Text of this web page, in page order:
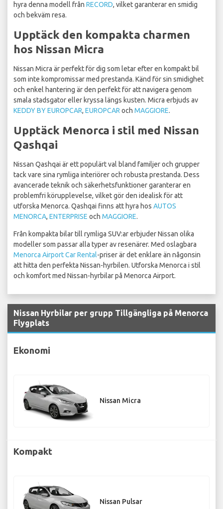
hyra denna modell från RECORD, vilket garanterar en smidig
och bekväm resa.
Upptäck den kompakta charmen
hos Nissan Micra
Nissan Micra är perfekt för dig som letar efter en kompakt bil
som inte kompromissar med prestanda. Känd för sin smidighet
och enkel hantering är den perfekt för att navigera genom
smala stadsgator eller kryssa längs kusten. Micra erbjuds av
KEDDY BY EUROPCAR, EUROPCAR och MAGGIORE.
Upptäck Menorca i stil med Nissan
Qashqai
Nissan Qashqai är ett populärt val bland familjer och grupper
tack vare sina rymliga interiörer och robusta prestanda. Dess
avancerade teknik och säkerhetsfunktioner garanterar en
problemfri körupplevelse, vilket gör den idealisk för att
utforska Menorca. Qashqai finns att hyra hos AUTOS
MENORCA, ENTERPRISE och MAGGIORE.
Från kompakta bilar till rymliga SUV:ar erbjuder Nissan olika
modeller som passar alla typer av resenärer. Med oslagbara
Menorca Airport Car Rental-priser är det enklare än någonsin
att hitta den perfekta Nissan-hyrbilen. Utforska Menorca i stil
och komfort med Nissan-hyrbilar på Menorca Airport.
Nissan Hyrbilar per grupp Tillgängliga på Menorca
Flygplats
Ekonomi
Nissan Micra
Kompakt
Nissan Pulsar